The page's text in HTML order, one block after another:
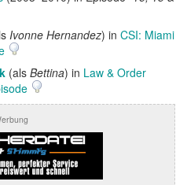
Ivonne Hernandez) in CSI: Miami
(als Bettina) in Law & Order